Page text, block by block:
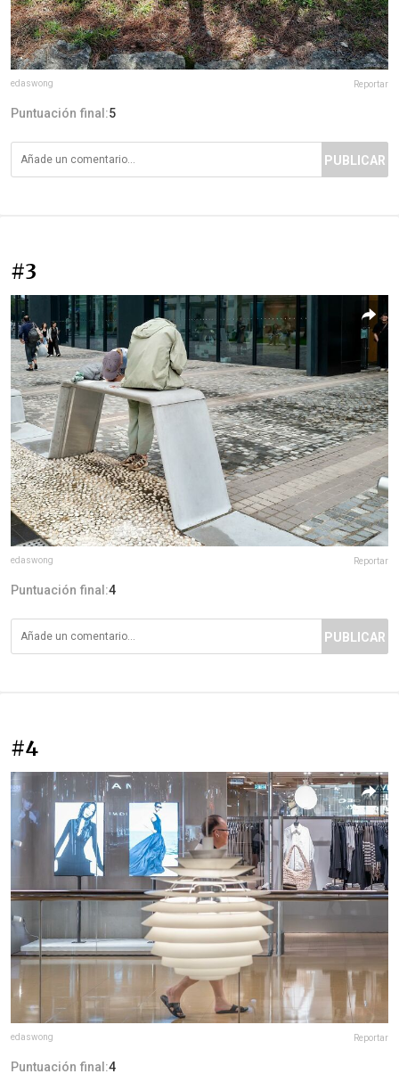
edaswong Reportar
Puntuación final:5
PUBLICAR
#3
edaswong Reportar
Puntuación final:4
PUBLICAR
#4
edaswong Reportar
Puntuación final:4